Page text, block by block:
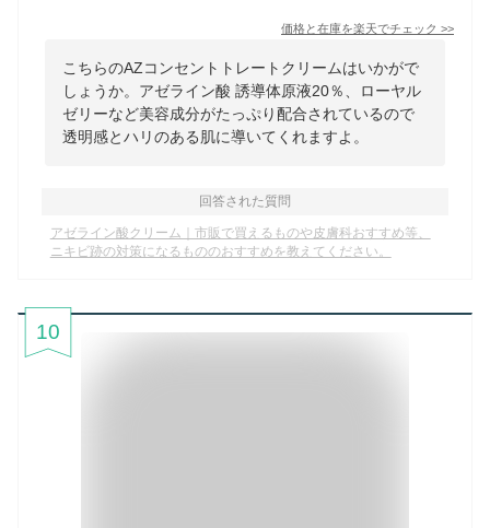
価格と在庫を楽天でチェック >>
こちらのAZコンセントトレートクリームはいかがで
しょうか。アゼライン酸 誘導体原液20％、ローヤル
ゼリーなど美容成分がたっぷり配合されているので
透明感とハリのある肌に導いてくれますよ。
回答された質問
アゼライン酸クリーム｜市販で買えるものや皮膚科おすすめ等、
ニキビ跡の対策になるもののおすすめを教えてください。
10